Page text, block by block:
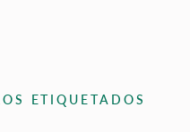
ETIQUETADOS